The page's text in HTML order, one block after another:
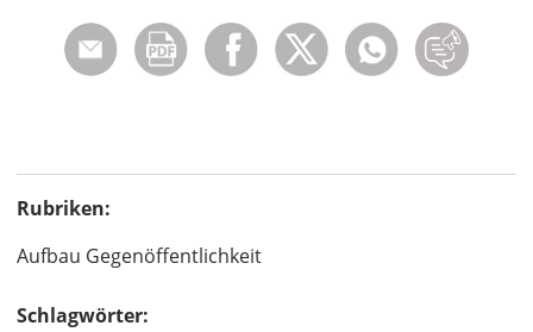
Rubriken:
Aufbau Gegenöffentlichkeit
Schlagwörter: